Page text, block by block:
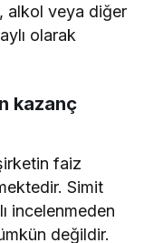
alkol veya diğer
olarak
kazanç
faiz
Simit
incelenmeden
değildir.